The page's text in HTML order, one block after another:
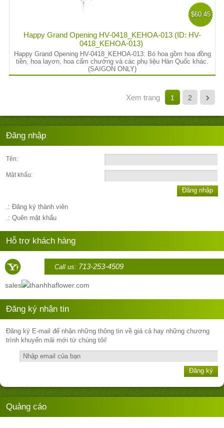
$60.45
Happy Grand Opening HV-0418_KEHOA-013 (ID: HV-
0418_KEHOA-013)
Happy Grand Opening HV-0418_KEHOA-013: Bó hoa gồm hoa đồng
tiền, hoa layơn, hoa cẩm chướng và các phụ liệu Hàn Quốc khác.
(SAIGON ONLY)
1 2 ›
Xem trang
Đăng nhập
Tên:
Mật khẩu:
Đăng nhập
.: Đăng ký thành viên
.: Quên mật khẩu
Hỗ trợ khách hàng
Call us: 713-253-4509
sales thanhhaflower.com
Đăng ký nhận tin
Đăng ký E-mail để nhận những thông tin về giá cả hay những chương
trình khuyến mãi mới từ chúng tôi!
Đăng ký
Quảng cáo